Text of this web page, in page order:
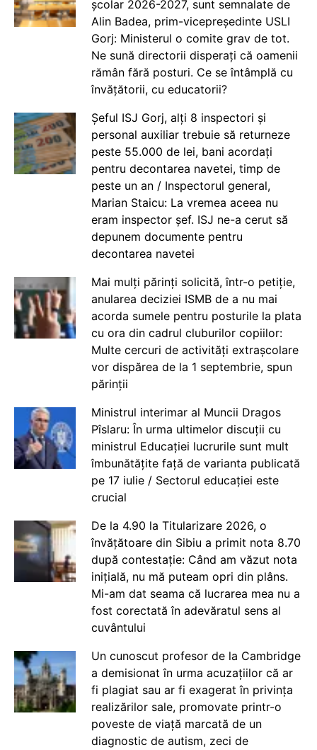
școlar 2026-2027, sunt semnalate de
Alin Badea, prim-vicepreședinte USLI
Gorj: Ministerul o comite grav de tot.
Ne sună directorii disperați că oamenii
rămân fără posturi. Ce se întâmplă cu
învățătorii, cu educatorii?
Șeful ISJ Gorj, alți 8 inspectori și
personal auxiliar trebuie să returneze
peste 55.000 de lei, bani acordați
pentru decontarea navetei, timp de
peste un an / Inspectorul general,
Marian Staicu: La vremea aceea nu
eram inspector șef. ISJ ne-a cerut să
depunem documente pentru
decontarea navetei
Mai mulți părinți solicită, într-o petiție,
anularea deciziei ISMB de a nu mai
acorda sumele pentru posturile la plata
cu ora din cadrul cluburilor copiilor:
Multe cercuri de activități extrașcolare
vor dispărea de la 1 septembrie, spun
părinții
Ministrul interimar al Muncii Dragos
Pîslaru: În urma ultimelor discuții cu
ministrul Educației lucrurile sunt mult
îmbunătățite față de varianta publicată
pe 17 iulie / Sectorul educației este
crucial
De la 4.90 la Titularizare 2026, o
învățătoare din Sibiu a primit nota 8.70
după contestație: Când am văzut nota
inițială, nu mă puteam opri din plâns.
Mi-am dat seama că lucrarea mea nu a
fost corectată în adevăratul sens al
cuvântului
Un cunoscut profesor de la Cambridge
a demisionat în urma acuzațiilor că ar
fi plagiat sau ar fi exagerat în privința
realizărilor sale, promovate printr-o
poveste de viață marcată de un
diagnostic de autism, zeci de